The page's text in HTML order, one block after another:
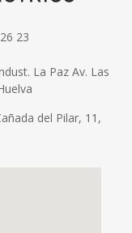
23
La Paz Av. Las
del Pilar, 11,